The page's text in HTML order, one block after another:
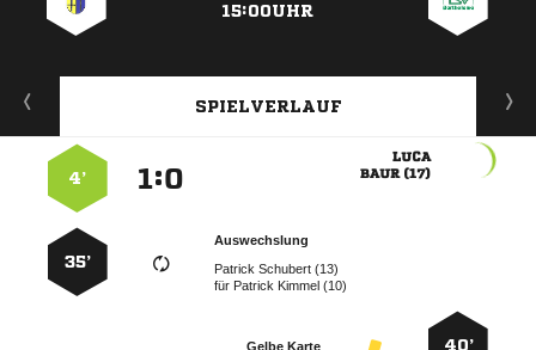
15:00UHR
SPIELVERLAUF

 
:
4’
Auswechslung
  
für   
35’
40’
Gelbe Karte